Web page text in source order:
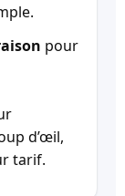
pour
d’œil,
tarif.